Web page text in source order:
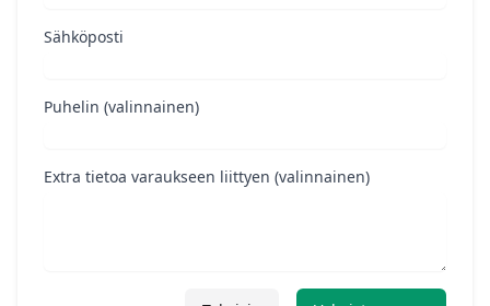
Sähköposti
Puhelin (valinnainen)
Extra tietoa varaukseen liittyen (valinnainen)